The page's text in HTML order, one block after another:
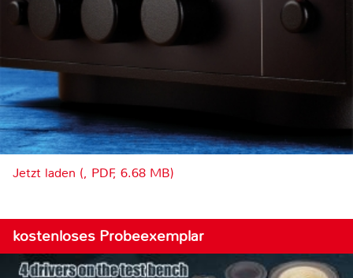
Jetzt laden (, PDF, 6.68 MB)
kostenloses Probeexemplar